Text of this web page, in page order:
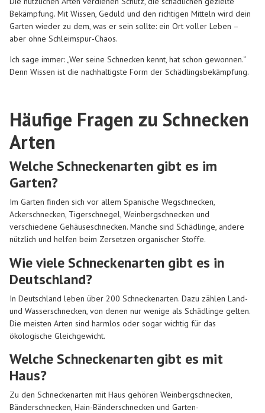
Bekämpfung. Mit Wissen, Geduld und den richtigen Mitteln wird dein
Garten wieder zu dem, was er sein sollte: ein Ort voller Leben –
aber ohne Schleimspur-Chaos.
Ich sage immer: „Wer seine Schnecken kennt, hat schon gewonnen.“
Denn Wissen ist die nachhaltigste Form der Schädlingsbekämpfung.
Häufige Fragen zu Schnecken
Arten
Welche Schneckenarten gibt es im
Garten?
Im Garten finden sich vor allem Spanische Wegschnecken,
Ackerschnecken, Tigerschnegel, Weinbergschnecken und
verschiedene Gehäuseschnecken. Manche sind Schädlinge, andere
nützlich und helfen beim Zersetzen organischer Stoffe.
Wie viele Schneckenarten gibt es in
Deutschland?
In Deutschland leben über 200 Schneckenarten. Dazu zählen Land-
und Wasserschnecken, von denen nur wenige als Schädlinge gelten.
Die meisten Arten sind harmlos oder sogar wichtig für das
ökologische Gleichgewicht.
Welche Schneckenarten gibt es mit
Haus?
Zu den Schneckenarten mit Haus gehören Weinbergschnecken,
Bänderschnecken, Hain-Bänderschnecken und Garten-